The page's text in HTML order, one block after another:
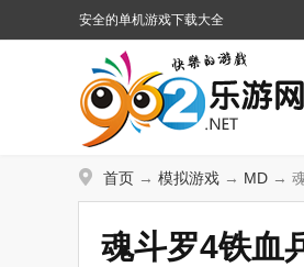
安全的单机游戏下载大全
首页 → 模拟游戏 → MD →
魂斗罗4铁血